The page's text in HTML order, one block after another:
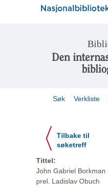
Den
Søk Verkliste
Tilbake til
søketreff
Tittel:
John Gabriel
prel. Ladislav Obuch